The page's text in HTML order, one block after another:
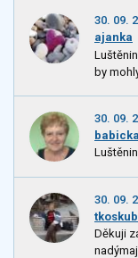
30. 09.
ajanka
by
30. 09.
30. 09.
Děkuji